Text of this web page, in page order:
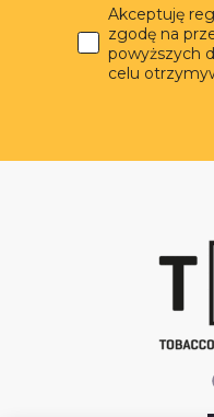
Akceptuję
zgodę na
powyższych
celu